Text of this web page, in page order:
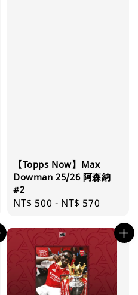
【Topps Now】Max
Dowman 25/26 阿森納
#2
Regular
NT$ 500 - NT$ 570